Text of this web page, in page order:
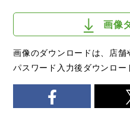
画像
画像のダウンロードは、店舗
パスワード入力後ダウンロー